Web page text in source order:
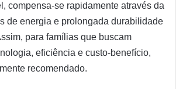
compensa-se rapidamente através da
de energia e prolongada durabilidade
para famílias que buscam
eficiência e custo-benefício,
recomendado.